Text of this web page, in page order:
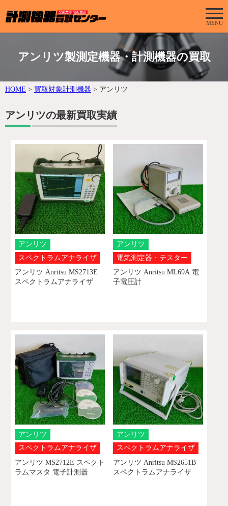
MENU
アンリツ製測定機器・計測機器の買取
HOME > 買取対象計測機器 > アンリツ
アンリツの最新買取実績
アンリツ
スペクトラムアナライザ
アンリツ Anritsu MS2713E
スペクトラムアナライザ
アンリツ
電気測定器・テスター
アンリツ Anritsu ML69A 電
子電圧計
アンリツ
スペクトラムアナライザ
アンリツ MS2712E スペクト
ラムマスタ 電子計測器
アンリツ
スペクトラムアナライザ
アンリツ Anritsu MS2651B
スペクトラムアナライザ